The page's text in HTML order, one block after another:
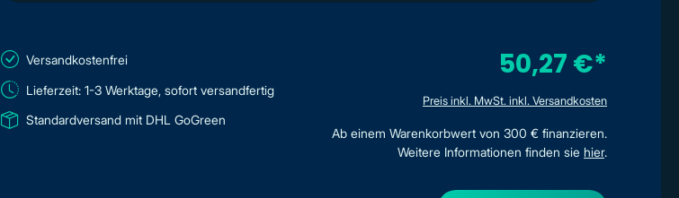
Versandkostenfrei
Lieferzeit: 1-3 Werktage, sofort versandfertig
Standardversand mit DHL GoGreen
50,27 €*
Preis inkl. MwSt. inkl. Versandkosten
Ab einem Warenkorbwert von 300 € finanzieren.
Weitere Informationen finden sie hier.